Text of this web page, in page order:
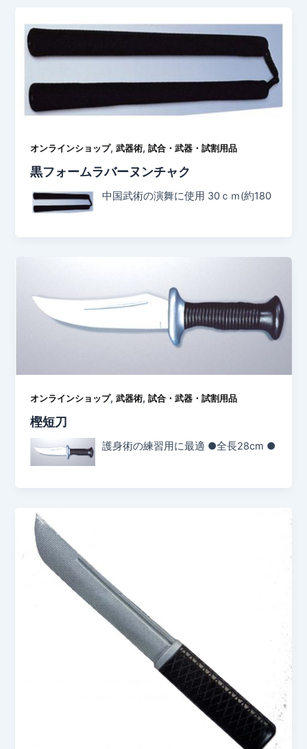
オンラインショップ,武器術,試合・武器・試割用品
黒フォームラバーヌンチャク
中国武術の演舞に使用 30ｃｍ(約180
オンラインショップ,武器術,試合・武器・試割用品
樫短刀
護身術の練習用に最適 ●全長28cm ●